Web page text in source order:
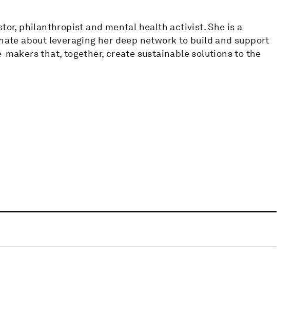
philanthropist and mental health activist. She is a
about leveraging her deep network to build and support
makers that, together, create sustainable solutions to the